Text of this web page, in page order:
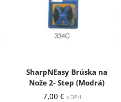
SharpNEasy Brúska na
Nože 2- Step (Modrá)
7,00 € s DPH